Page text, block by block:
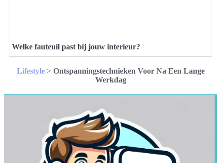
Welke fauteuil past bij jouw interieur?
Lifestyle> Ontspanningstechnieken Voor Na Een Lange
Werkdag